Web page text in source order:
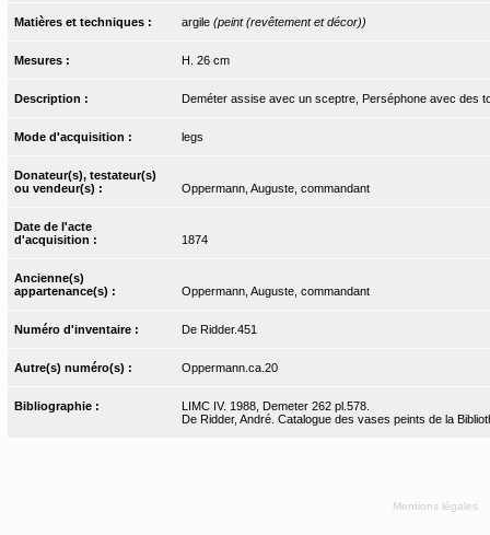
Matières et techniques : argile (peint (revêtement et décor))
Mesures : H. 26 cm
Description : Deméter assise avec un sceptre, Perséphone avec des
Mode d'acquisition : legs
Donateur(s), testateur(s)
ou vendeur(s) :
Oppermann, Auguste, commandant
Date de l'acte
d'acquisition :
1874
Ancienne(s)
appartenance(s) :
Oppermann, Auguste, commandant
Numéro d'inventaire : De Ridder.451
Autre(s) numéro(s) : Oppermann.ca.20
Bibliographie :
LIMC IV. 1988, Demeter 262 pl.578.
De Ridder, André. Catalogue des vases peints de la
Mentions légales